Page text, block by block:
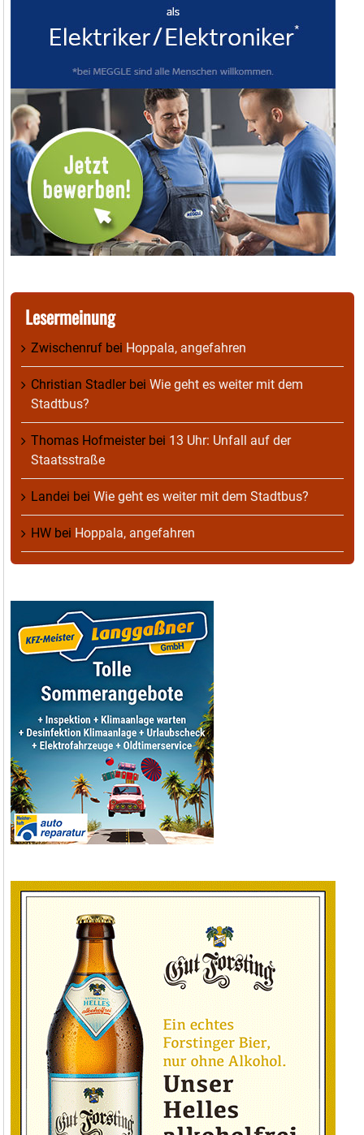
Lesermeinung
Zwischenruf bei Hoppala, angefahren
Christian Stadlerbei Wie geht es weiter mit dem
Stadtbus?
Thomas Hofmeisterbei 13 Uhr: Unfall auf der
Staatsstraße
Landei bei Wie geht es weiter mit dem Stadtbus?
HW bei Hoppala, angefahren